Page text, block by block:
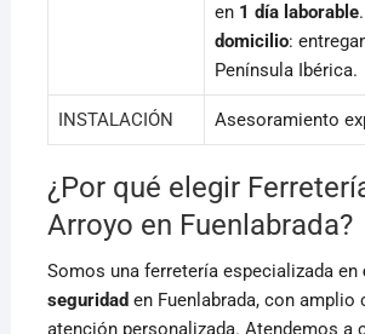
en 1 día laborable
domicilio:
Península Ibérica.
INSTALACIÓN Asesoramiento
¿Por qué elegir
Arroyo en Fuenlabrada?
Somos una ferretería especializada en
seguridad en Fuenlabrada, con amplio
atención personalizada. Atendemos a